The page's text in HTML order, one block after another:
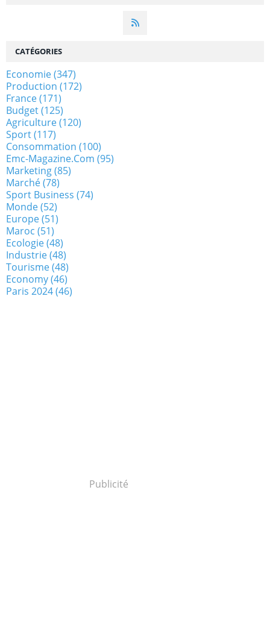
CATÉGORIES
Economie(347)
Production (172)
France(171)
Budget(125)
Agriculture(120)
Sport(117)
Consommation (100)
Emc-Magazine.com (95)
Marketing(85)
Marché(78)
Sport Business (74)
Monde(52)
Europe(51)
Maroc (51)
Ecologie(48)
Industrie(48)
Tourisme(48)
Economy(46)
Paris 2024(46)
Publicité